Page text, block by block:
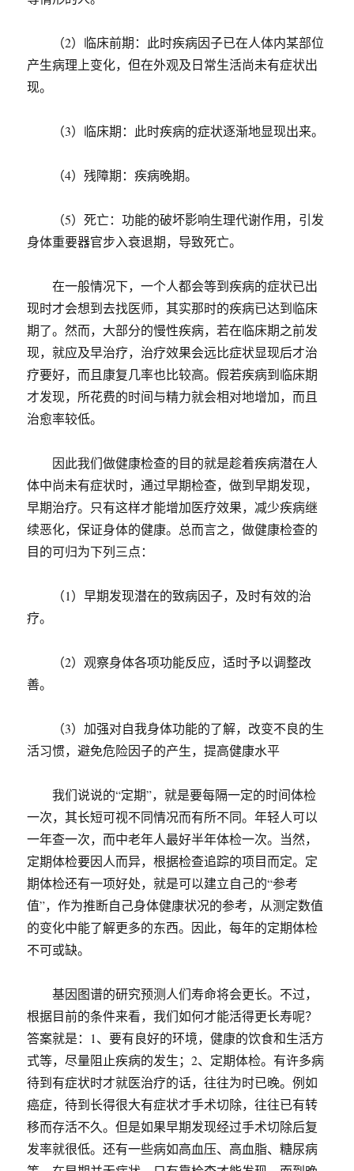
（2）临床前期：此时疾病因子已在人体内某部位
产生病理上变化，但在外观及日常生活尚未有症状出
现。
（3）临床期：此时疾病的症状逐渐地显现出来。
（4）残障期：疾病晚期。
（5）死亡：功能的破坏影响生理代谢作用，引发
身体重要器官步入衰退期，导致死亡。
在一般情况下，一个人都会等到疾病的症状已出
现时才会想到去找医师，其实那时的疾病已达到临床
期了。然而，大部分的慢性疾病，若在临床期之前发
现，就应及早治疗，治疗效果会远比症状显现后才治
疗要好，而且康复几率也比较高。假若疾病到临床期
才发现，所花费的时间与精力就会相对地增加，而且
治愈率较低。
因此我们做健康检查的目的就是趁着疾病潜在人
体中尚未有症状时，通过早期检查，做到早期发现，
早期治疗。只有这样才能增加医疗效果，减少疾病继
续恶化，保证身体的健康。总而言之，做健康检查的
目的可归为下列三点：
（1）早期发现潜在的致病因子，及时有效的治
疗。
（2）观察身体各项功能反应，适时予以调整改
善。
（3）加强对自我身体功能的了解，改变不良的生
活习惯，避免危险因子的产生，提高健康水平
我们说说的“定期”，就是要每隔一定的时间体检
一次，其长短可视不同情况而有所不同。年轻人可以
一年查一次，而中老年人最好半年体检一次。当然，
定期体检要因人而异，根据检查追踪的项目而定。定
期体检还有一项好处，就是可以建立自己的“参考
值”，作为推断自己身体健康状况的参考，从测定数值
的变化中能了解更多的东西。因此，每年的定期体检
不可或缺。
基因图谱的研究预测人们寿命将会更长。不过，
根据目前的条件来看，我们如何才能活得更长寿呢？
答案就是：1、要有良好的环境，健康的饮食和生活方
式等，尽量阻止疾病的发生；2、定期体检。有许多病
待到有症状时才就医治疗的话，往往为时已晚。例如
癌症，待到长得很大有症状才手术切除，往往已有转
移而存活不久。但是如果早期发现经过手术切除后复
发率就很低。还有一些病如高血压、高血脂、糖尿病